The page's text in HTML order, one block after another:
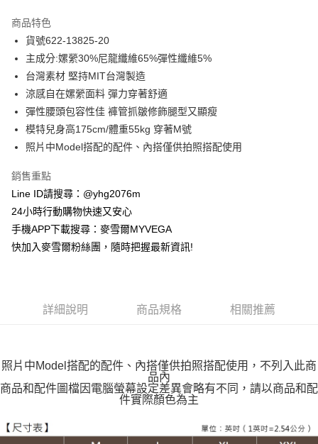
合作金庫商業銀行
華南商業銀行
上海商業儲蓄銀行
台北富邦商業銀行
國泰世華商業銀行
臺灣中小企業銀行
匯豐（台灣）商業銀行
華泰商業銀行
聯邦商業銀行
遠東國際商業銀行
元大商業銀行
永豐商業銀行
玉山商業銀行
星展（台灣）商業銀行
台灣樂天信用卡公司
超商取貨付款
LINE Pay
Apple Pay
街口支付
貨到付款
運送方式
全家取貨付款
每筆NT$100，滿NT$599(含以上)免運費
每筆NT$100，滿NT$988(含以上)免運費
付款後萊爾富取貨
每筆NT$100，滿NT$988(含以上)免運費
7-11取貨付款
商品特色
貨號622-13825-20
主成分:嫘縈30%尼龍纖維65%彈性纖維5%
台灣素材 堅持MIT台灣製造
涼感自在嫘縈面料 彈力穿著舒適
彈性腰頭包容性佳 褲管抓皺修飾腿型又顯瘦
模特兒身高175cm/體重55kg 穿著M號
照片中Model搭配的配件、內搭僅供拍照搭配使用
銷售重點
Line ID請搜尋：@yhg2076m
24小時行動購物快速又安心
手機APP下載搜尋：麥雪爾MYVEGA
快加入麥雪爾粉絲團，隨時把握最新資訊!
詳細說明 商品規格 相關推薦
照片中Model搭配的配件、內搭僅供拍照搭配使用，不列入此商
品內
商品和配件圖檔因電腦螢幕設定差異會略有不同，請以商品和配
件實際顏色為主